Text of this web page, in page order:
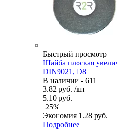
Быстрый просмотр
Шайба плоская
DIN9021, D8
В наличии - 611
3.82 руб. /шт
5.10 руб.
-25%
Экономия 1.28 руб.
Подробнее